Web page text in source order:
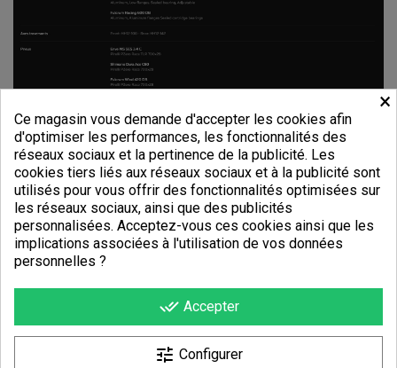
×
Ce magasin vous demande d'accepter les cookies afin
d'optimiser les performances, les fonctionnalités des
réseaux sociaux et la pertinence de la publicité. Les
cookies tiers liés aux réseaux sociaux et à la publicité sont
utilisés pour vous offrir des fonctionnalités optimisées sur
les réseaux sociaux, ainsi que des publicités
personnalisées. Acceptez-vous ces cookies ainsi que les
implications associées à l'utilisation de vos données
personnelles ?
done_all Accepter
tune Configurer